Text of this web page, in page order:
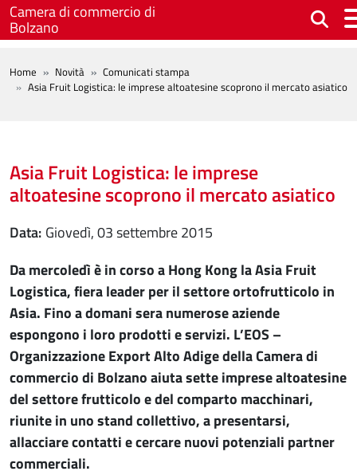
Salta al contenuto principale
Camera di commercio di
Bolzano
BREADCRUMB
Home Novità
Comunicati stampa
Asia Fruit Logistica: le imprese altoatesine scoprono il mercato asiatico
Asia Fruit Logistica: le imprese
altoatesine scoprono il mercato asiatico
Data
giovedì, 03 settembre 2015
Da mercoledì è in corso a Hong Kong la Asia Fruit
Logistica, fiera leader per il settore ortofrutticolo in
Asia. Fino a domani sera numerose aziende
espongono i loro prodotti e servizi. L’EOS –
Organizzazione Export Alto Adige della Camera di
commercio di Bolzano aiuta sette imprese altoatesine
del settore frutticolo e del comparto macchinari,
riunite in uno stand collettivo, a presentarsi,
allacciare contatti e cercare nuovi potenziali partner
commerciali.